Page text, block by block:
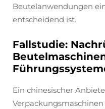
Beutelanwendungen
entscheidend ist.
Fallstudie:
Ein chinesischer